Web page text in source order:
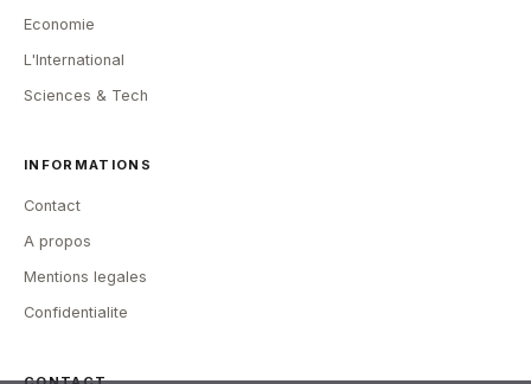
Economie
L'International
Sciences & Tech
INFORMATIONS
Contact
A propos
Mentions legales
Confidentialite